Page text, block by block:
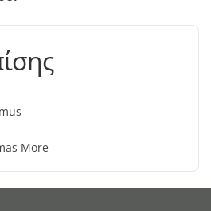
More